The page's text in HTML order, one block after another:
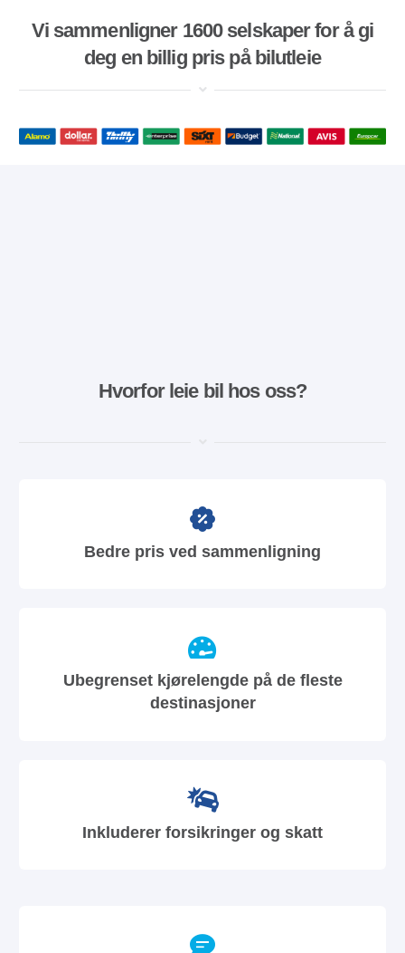
Vi sammenligner 1600 selskaper for å gi
deg en billig pris på bilutleie
Hvorfor leie bil hos oss?
Bedre pris ved sammenligning
Ubegrenset kjørelengde på de fleste
destinasjoner
Inkluderer forsikringer og skatt